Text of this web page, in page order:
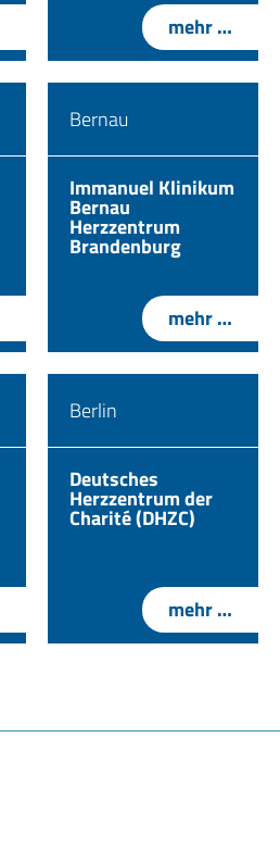
mehr …
Bernau
Immanuel Klinikum
Bernau
Herzzentrum
Brandenburg
mehr …
Berlin
Deutsches
Herzzentrum der
Charité (DHZC)
mehr …